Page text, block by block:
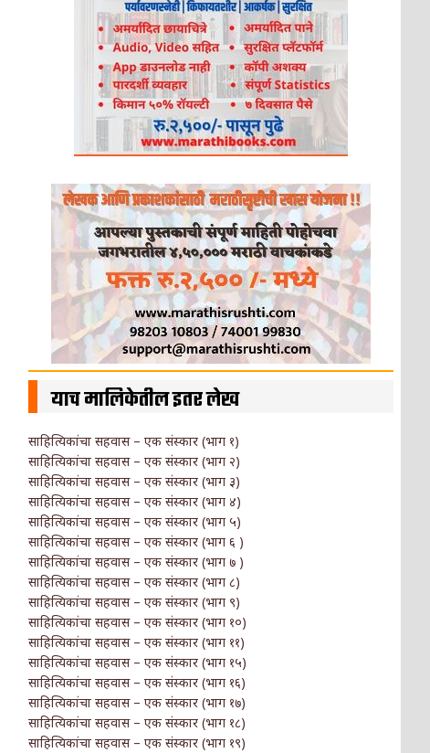
याच मालिकेतील इतर लेख
साहित्यिकांचा सहवास – एक संस्कार (भाग १)
साहित्यिकांचा सहवास – एक संस्कार (भाग २)
साहित्यिकांचा सहवास – एक संस्कार (भाग ३)
साहित्यिकांचा सहवास – एक संस्कार (भाग ४)
साहित्यिकांचा सहवास – एक संस्कार (भाग ५)
साहित्यिकांचा सहवास – एक संस्कार (भाग ६ )
साहित्यिकांचा सहवास – एक संस्कार (भाग ७ )
साहित्यिकांचा सहवास – एक संस्कार (भाग ८)
साहित्यिकांचा सहवास – एक संस्कार (भाग ९)
साहित्यिकांचा सहवास – एक संस्कार (भाग १०)
साहित्यिकांचा सहवास – एक संस्कार (भाग ११)
साहित्यिकांचा सहवास – एक संस्कार (भाग १५)
साहित्यिकांचा सहवास – एक संस्कार (भाग १६)
साहित्यिकांचा सहवास – एक संस्कार (भाग १७)
साहित्यिकांचा सहवास – एक संस्कार (भाग १८)
साहित्यिकांचा सहवास – एक संस्कार (भाग १९)